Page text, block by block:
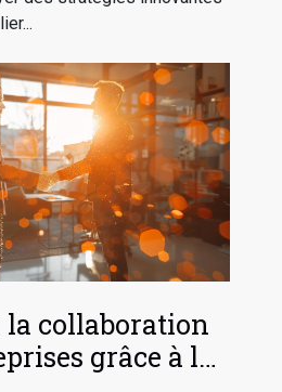
collaboration
grâce à la